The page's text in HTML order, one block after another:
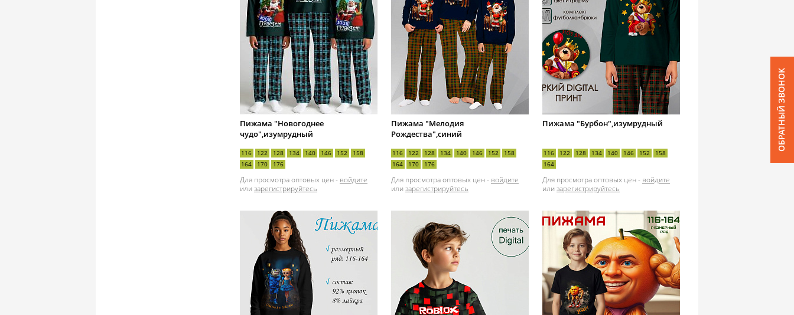
ОБРАТНЫЙ ЗВОНОК
Пижама "Новогоднее
чудо",изумрудный
116 122 128 134 140 146 152
158
164
170 176
Для просмотра оптовых цен - войдите
или зарегистрируйтесь
Пижама "Мелодия
Рождества",синий
116 122 128 134 140 146 152
158
164
170 176
Для просмотра оптовых цен - войдите
или зарегистрируйтесь
Пижама "Бурбон",изумрудный
116 122 128 134 140 146 152
158
164
Для просмотра оптовых цен - войдите
или зарегистрируйтесь